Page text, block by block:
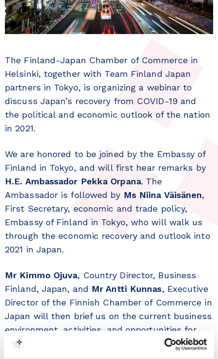
The Finland-Japan Chamber of Commerce in
Helsinki, together with Team Finland Japan
partners in Tokyo, is organizing a webinar to
discuss Japan’s recovery from COVID-19 and
the political and economic outlook of the nation
in 2021.
We are honored to be joined by the Embassy of
Finland in Tokyo, and will first hear remarks by
H.E. Ambassador Pekka Orpana. The
Ambassador is followed by Ms Niina Väisänen,
First Secretary, economic and trade policy,
Embassy of Finland in Tokyo, who will walk us
through the economic recovery and outlook into
2021 in Japan.
Mr Kimmo Ojuva, Country Director, Business
Finland, Japan, and Mr Antti Kunnas, Executive
Director of the Finnish Chamber of Commerce in
Japan will then brief us on the current business
environment, activities, and opportunities for
Finnish companies in Japan.